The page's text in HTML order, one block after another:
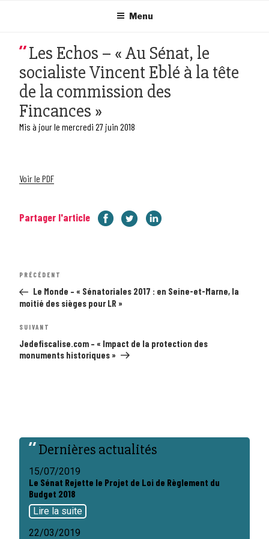
Menu
Les Echos – « Au Sénat, le
socialiste Vincent Eblé à la tête
de la commission des
Fincances »
Mis à jour le mercredi 27 juin 2018
Voir le PDF
Partager l'article
de
l’article
Article
précédent
PRÉCÉDENT
Le Monde – « Sénatoriales 2017 : en Seine-et-Marne, la
moitié des sièges pour LR »
Article
suivant
SUIVANT
Jedefiscalise.com – « Impact de la protection des
monuments historiques »
Dernières actualités
15/07/2019
Le Sénat Rejette le Projet de Loi de Règlement du
Budget 2018
Lire la suite
22/03/2019